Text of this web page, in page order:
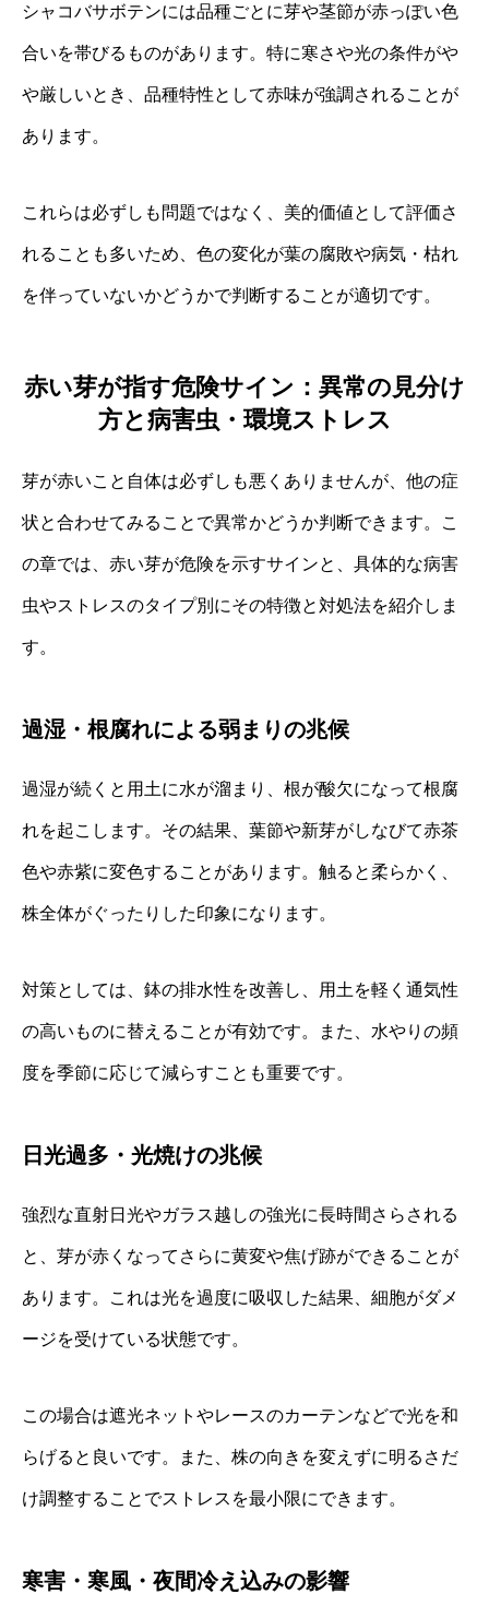
シャコバサボテンには品種ごとに芽や茎節が赤っぽい色
合いを帯びるものがあります。特に寒さや光の条件がや
や厳しいとき、品種特性として赤味が強調されることが
あります。
これらは必ずしも問題ではなく、美的価値として評価さ
れることも多いため、色の変化が葉の腐敗や病気・枯れ
を伴っていないかどうかで判断することが適切です。
赤い芽が指す危険サイン：異常の見分け
方と病害虫・環境ストレス
芽が赤いこと自体は必ずしも悪くありませんが、他の症
状と合わせてみることで異常かどうか判断できます。こ
の章では、赤い芽が危険を示すサインと、具体的な病害
虫やストレスのタイプ別にその特徴と対処法を紹介しま
す。
過湿・根腐れによる弱まりの兆候
過湿が続くと用土に水が溜まり、根が酸欠になって根腐
れを起こします。その結果、葉節や新芽がしなびて赤茶
色や赤紫に変色することがあります。触ると柔らかく、
株全体がぐったりした印象になります。
対策としては、鉢の排水性を改善し、用土を軽く通気性
の高いものに替えることが有効です。また、水やりの頻
度を季節に応じて減らすことも重要です。
日光過多・光焼けの兆候
強烈な直射日光やガラス越しの強光に長時間さらされる
と、芽が赤くなってさらに黄変や焦げ跡ができることが
あります。これは光を過度に吸収した結果、細胞がダメ
ージを受けている状態です。
この場合は遮光ネットやレースのカーテンなどで光を和
らげると良いです。また、株の向きを変えずに明るさだ
け調整することでストレスを最小限にできます。
寒害・寒風・夜間冷え込みの影響